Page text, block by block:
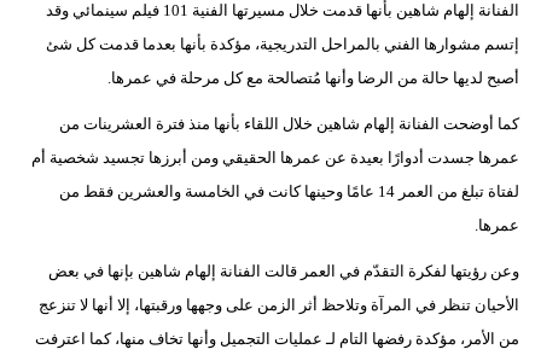
مدوَّنات
فيديو
سيارات
الفنانة إلهام شاهين بأنها قدمت خلال مسيرتها الفنية 101 فيلم سينمائي وقد
إتسم مشوارها الفني بالمراحل التدريجية، مؤكدة بأنها بعدما قدمت كل شئ
أصبح لديها حالة من الرضا وأنها مُتصالحة مع كل مرحلة في عمرها.
كما أوضحت الفنانة إلهام شاهين خلال اللقاء بأنها منذ فترة العشرينات من
عمرها جسدت أدوارًا بعيدة عن عمرها الحقيقي ومن أبرزها تجسيد شخصية أم
لفتاة تبلغ من العمر 14 عامًا وحينها كانت في الخامسة والعشرين فقط من
عمرها.
وعن رؤيتها لفكرة التقدّم في العمر قالت الفنانة إلهام شاهين بإنها في بعض
الأحيان تنظر في المرآة وتلاحظ أثر الزمن على وجهها ورقبتها، إلا أنها لا تنزعج
من الأمر، مؤكدة رفضها التام لـ عمليات التجميل وأنها تخاف منها، كما اعترفت